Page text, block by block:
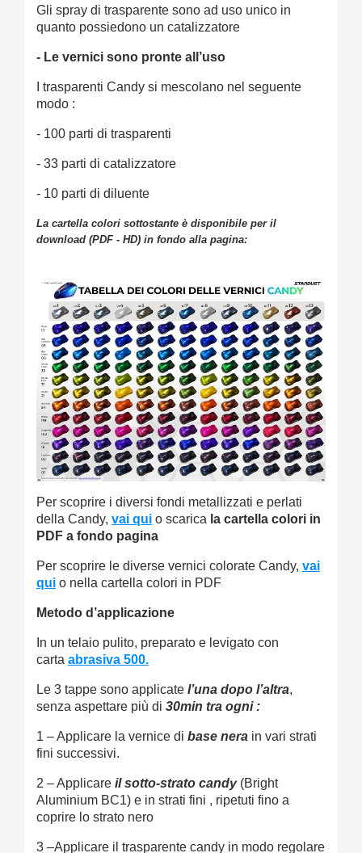
Gli spray di trasparente sono ad uso unico in
quanto possiedono un catalizzatore
- Le vernici sono pronte all’uso
I trasparenti Candy si mescolano nel seguente
modo :
- 100 parti di trasparenti
- 33 parti di catalizzatore
- 10 parti di diluente
La cartella colori sottostante è disponibile per il
download (PDF - HD) in fondo alla pagina:
Per scoprire i diversi fondi metallizzati e perlati
della Candy, vai qui o scarica la cartella colori in
PDF a fondo pagina
Per scoprire le diverse vernici colorate Candy, vai
qui o nella cartella colori in PDF
Metodo d’applicazione
In un telaio pulito, preparato e levigato con
carta abrasiva 500.
Le 3 tappe sono applicate l’una dopo l’altra,
senza aspettare più di 30min tra ogni :
1 – Applicare la vernice di base nera in vari strati
fini successivi.
2 – Applicare il sotto-strato candy(Bright
Aluminium BC1) e in strati fini , ripetuti fino a
coprire lo strato nero
3 –Applicare il trasparente candy in modo regolare